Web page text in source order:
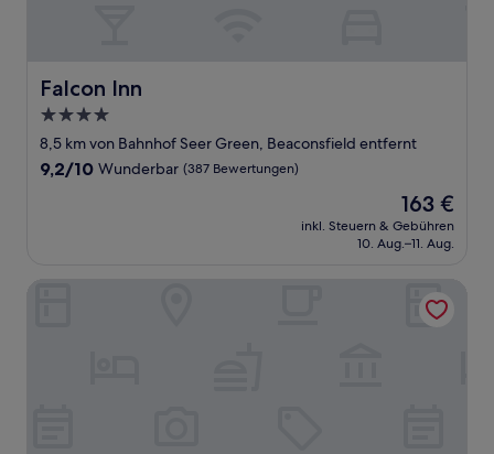
Falcon Inn
Falcon Inn
4.0-
Sterne-
Unterkunft
8,5 km von Bahnhof Seer Green, Beaconsfield entfernt
9.2
9,2/10 Wunderbar (387 Bewertungen)
Der
Preis
beträgt
163 €
inkl. Steuern & Gebühren
10. Aug.–11. Aug.